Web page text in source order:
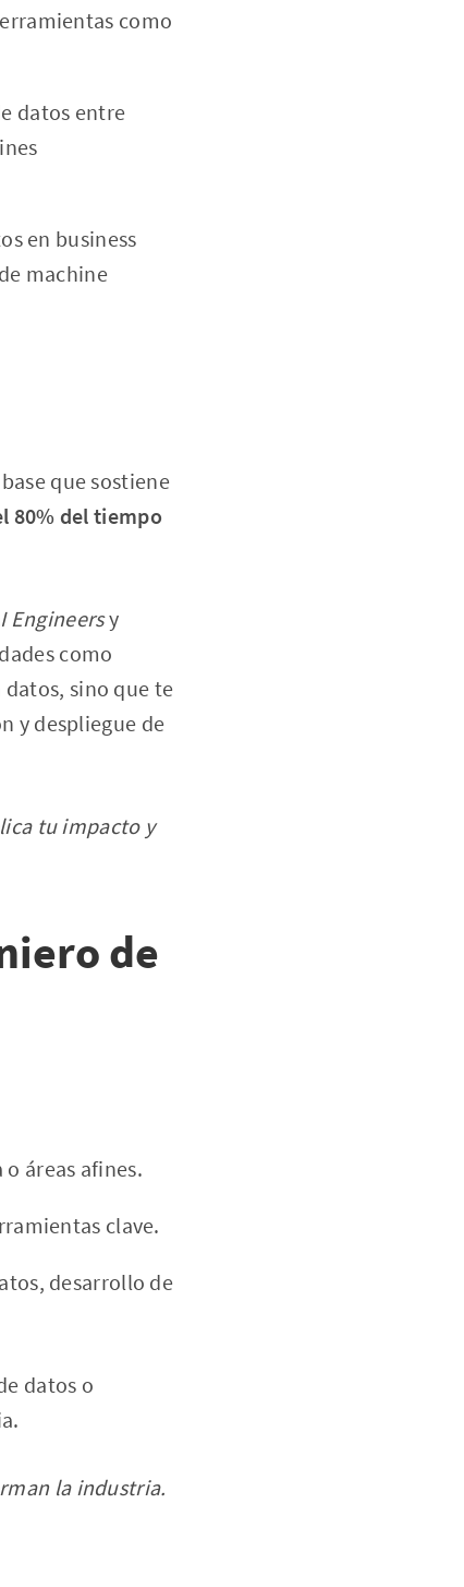
como
datos entre
en business
machine
que sostiene
80% del tiempo
Engineersy
como
sino que te
y despliegue de
tu impacto y
de
áreas afines.
clave.
desarrollo de
datos o
la industria.